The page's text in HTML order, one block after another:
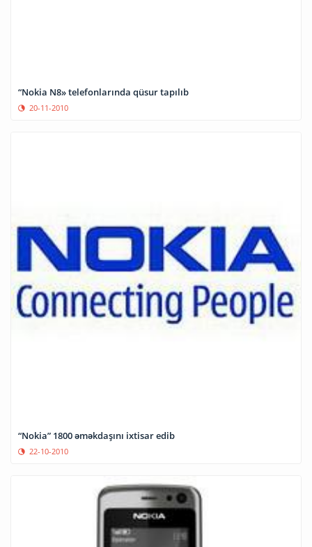
“Nokia N8» telefonlarında qüsur tapılıb
20-11-2010
“Nokia” 1800 əməkdaşını ixtisar edib
22-10-2010